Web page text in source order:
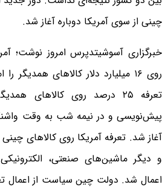
چینی از سوی آمریکا دوباره آغاز شد.
خبرگزاری آسوشیتدپرس امروز نوشت؛
روی ۱۶ میلیارد دلار کالاهای همدیگر
تعرفه ۲۵ درصد روی کالاهای
پیش‌نویسی و در نیمه شب به وقت
آغاز شد. تعرفه آمریکا روی کالاهای
و دیگر ماشین‌های صنعتی،
اعمال شد. دولت چین سیاست از اعمال